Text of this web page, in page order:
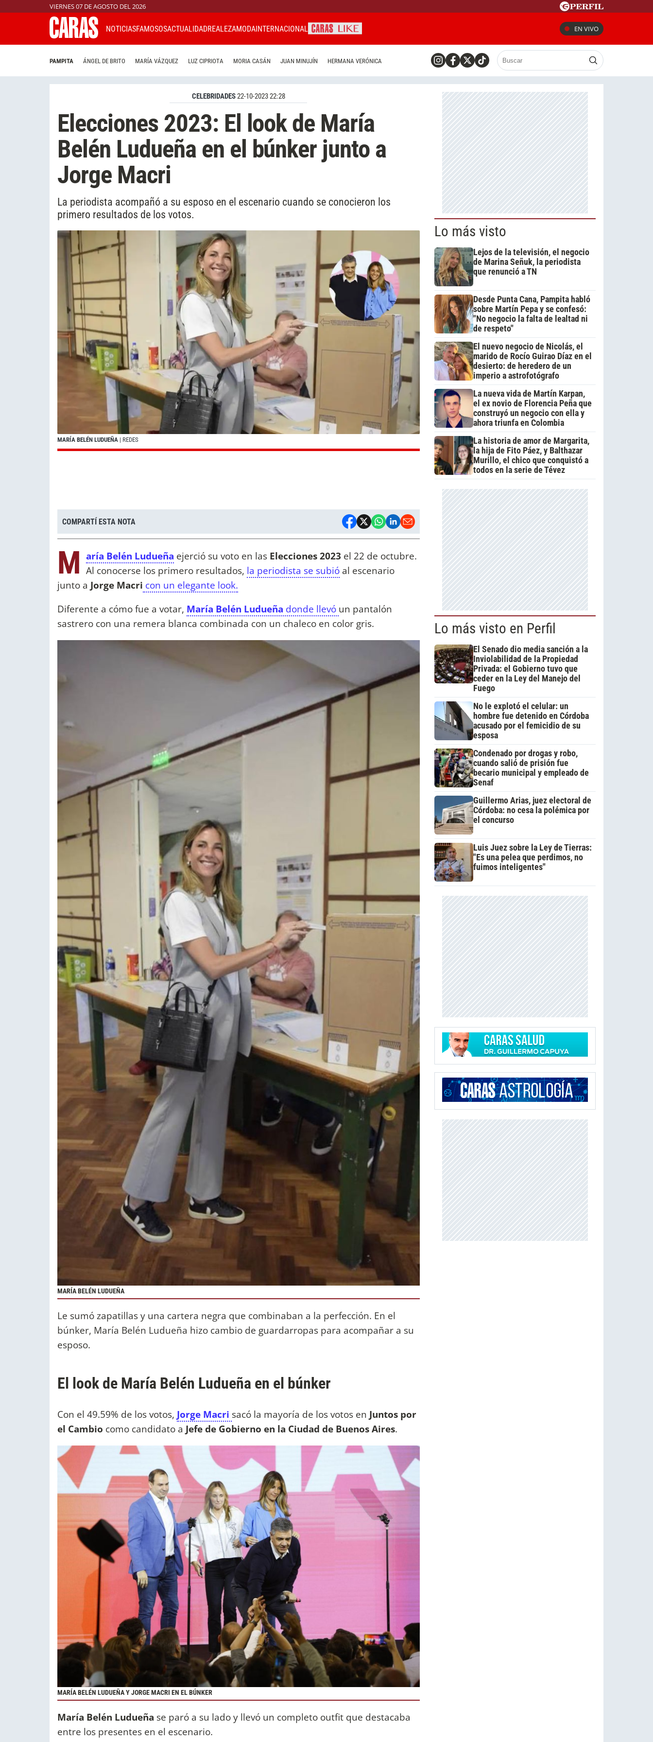
VIERNES 07 DE AGOSTO DEL 2026
NOTICIASFAMOSOSACTUALIDADREALEZAMODAINTERNACIONAL EN VIVO
PAMPITA ÁNGEL DE BRITO MARÍA VÁZQUEZ LUZ CIPRIOTA MORIA CASÁN JUAN MINUJÍN HERMANA VERÓNICA
CELEBRIDADES22-10-2023 22:28
Elecciones 2023: El look de María
Belén Ludueña en el búnker junto a
Jorge Macri
La periodista acompañó a su esposo en el escenario cuando se conocieron los
primero resultados de los votos.
MARÍA BELÉN LUDUEÑA | REDES
COMPARTÍ ESTA NOTA
M aría Belén Ludueña ejerció su voto en las Elecciones 2023 el 22 de octubre.
Al conocerse los primero resultados, la periodista se subió al escenario
junto a Jorge Macri con un elegante look.
Diferente a cómo fue a votar, María Belén Ludueña donde llevó un pantalón
sastrero con una remera blanca combinada con un chaleco en color gris.
MARÍA BELÉN LUDUEÑA
Le sumó zapatillas y una cartera negra que combinaban a la perfección. En el
búnker, María Belén Ludueña hizo cambio de guardarropas para acompañar a su
esposo.
El look de María Belén Ludueña en el búnker
Con el 49.59% de los votos, Jorge Macri sacó la mayoría de los votos en Juntos por
el Cambio como candidato a Jefe de Gobierno en la Ciudad de Buenos Aires.
MARÍA BELÉN LUDUEÑA Y JORGE MACRI EN EL BÚNKER
María Belén Ludueña se paró a su lado y llevó un completo outfit que destacaba
entre los presentes en el escenario.
Lo más visto
Lejos de la televisión, el negocio
de Marina Señuk, la periodista
que renunció a TN
Desde Punta Cana, Pampita habló
sobre Martín Pepa y se confesó:
"No negocio la falta de lealtad ni
de respeto"
El nuevo negocio de Nicolás, el
marido de Rocío Guirao Díaz en el
desierto: de heredero de un
imperio a astrofotógrafo
La nueva vida de Martín Karpan,
el ex novio de Florencia Peña que
construyó un negocio con ella y
ahora triunfa en Colombia
La historia de amor de Margarita,
la hija de Fito Páez, y Balthazar
Murillo, el chico que conquistó a
todos en la serie de Tévez
Lo más visto en Perfil
El Senado dio media sanción a la
Inviolabilidad de la Propiedad
Privada: el Gobierno tuvo que
ceder en la Ley del Manejo del
Fuego
No le explotó el celular: un
hombre fue detenido en Córdoba
acusado por el femicidio de su
esposa
Condenado por drogas y robo,
cuando salió de prisión fue
becario municipal y empleado de
Senaf
Guillermo Arias, juez electoral de
Córdoba: no cesa la polémica por
el concurso
Luis Juez sobre la Ley de Tierras:
"Es una pelea que perdimos, no
fuimos inteligentes"